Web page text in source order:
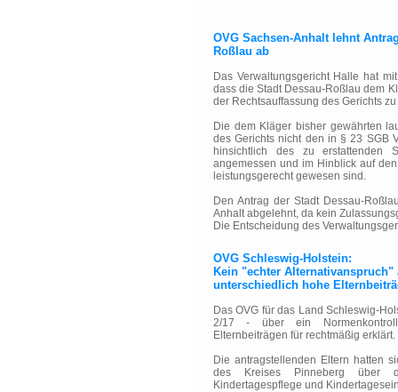
OVG Sachsen-Anhalt lehnt
Roßlau ab
Das Verwaltungsgericht Halle hat
dass die Stadt Dessau-Roßlau dem
der Rechtsauffassung des Gerichts
Die dem Kläger bisher gewährten
des Gerichts nicht den in § 23 SGB
hinsichtlich des zu erstattenden
angemessen und im Hinblick auf
leistungsgerecht gewesen sind.
Den Antrag der Stadt Dessau-
Anhalt abgelehnt, da kein
Die Entscheidung des
OVG Schleswig-Holstein:
Kein "echter
unterschiedlich hohe
Das OVG für das Land Schleswig-
2/17 - über ein
Elternbeiträgen für rechtmäßig erklärt.
Die antragstellenden Eltern hatten
des Kreises Pinneberg über
Kindertagespflege und